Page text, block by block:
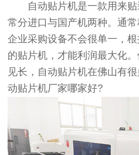
自动贴片机是一款用来
常分进口与国产机两种。通
企业采购设备不会很单一，
的贴片机，才能利润最大化
见长，自动贴片机在佛山有
动贴片机厂家哪家好?